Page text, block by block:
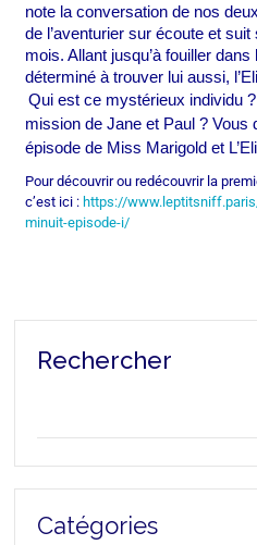
note la conversation de nos
de l’aventurier sur écoute et
mois. Allant jusqu’à fouiller
déterminé à trouver lui aussi,
Qui est ce mystérieux individu
mission de Jane et Paul ? Vous
épisode de Miss Marigold et
Pour découvrir ou redécouvrir la
c’est ici : https://
minuit-episode-i/
Rechercher
Catégories